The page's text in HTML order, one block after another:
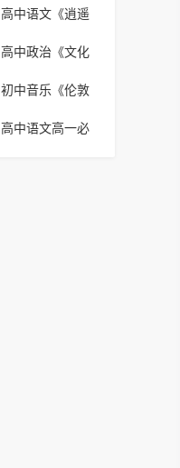
高中语文《逍遥
高中政治《文化
初中音乐《伦敦
高中语文高一必